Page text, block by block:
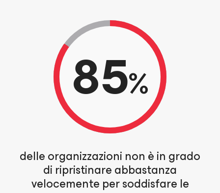
85%
delle organizzazioni non è in grado
di ripristinare abbastanza
velocemente per soddisfare le